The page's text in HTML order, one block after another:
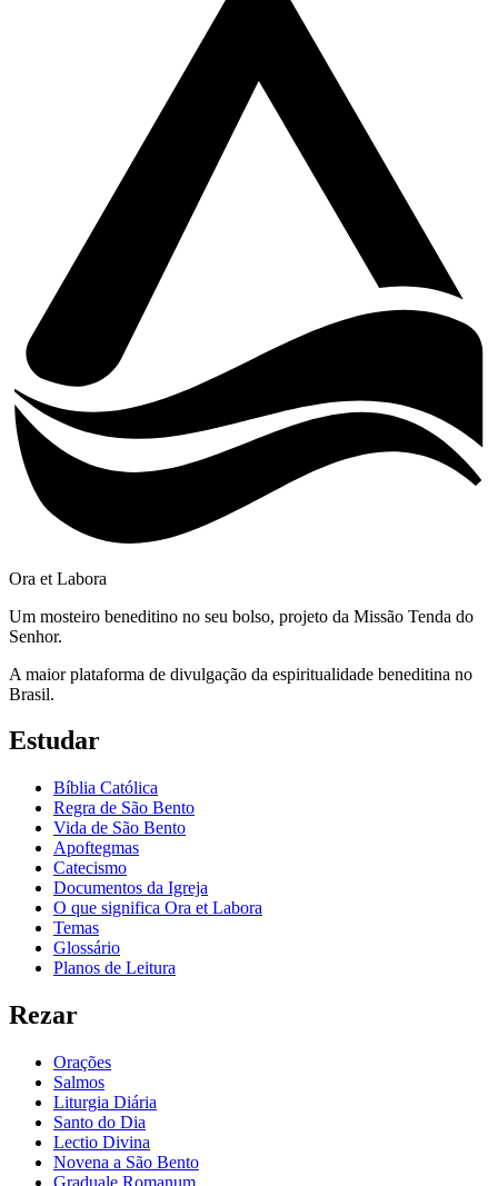
Ora et Labora
Um mosteiro beneditino no seu bolso, projeto da Missão Tenda do
Senhor.
A maior plataforma de divulgação da espiritualidade beneditina no
Brasil.
Estudar
Bíblia Católica
Regra de São Bento
Vida de São Bento
Apoftegmas
Catecismo
Documentos da Igreja
O que significa Ora et Labora
Temas
Glossário
Planos de Leitura
Rezar
Orações
Salmos
Liturgia Diária
Santo do Dia
Lectio Divina
Novena a São Bento